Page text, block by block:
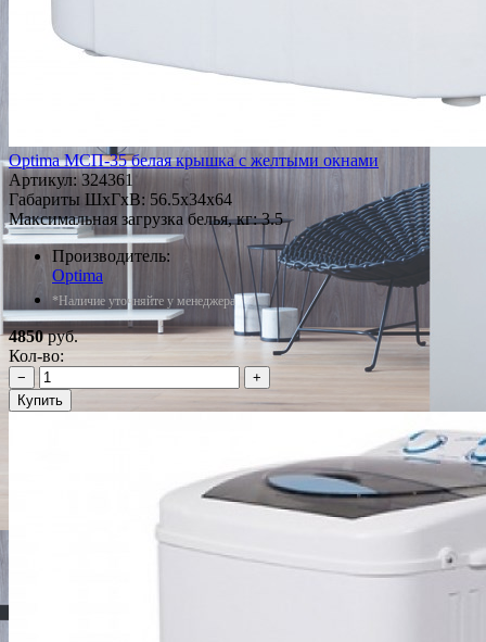
Optima МСП-35 белая крышка с желтыми окнами
Артикул:324361
Габариты ШxГxВ: 56.5x34x64
Максимальная загрузка белья, кг: 3.5
Производитель:
Optima
*Наличие уточняйте у менеджера
4850руб.
Кол-во:
−
+
Купить